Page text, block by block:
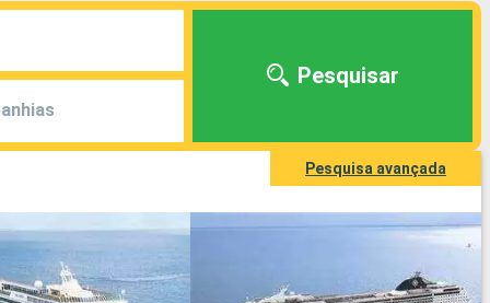
Pesquisar
Pesquisa avançada